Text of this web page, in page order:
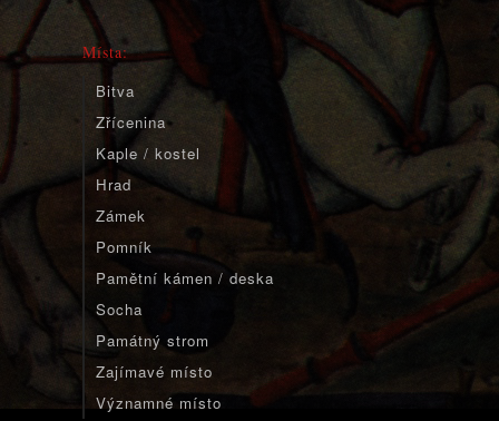
Místa:
Bitva
Zřícenina
Kaple / kostel
Hrad
Zámek
Pomník
Pamětní kámen / deska
Socha
Památný strom
Zajímavé místo
Významné místo